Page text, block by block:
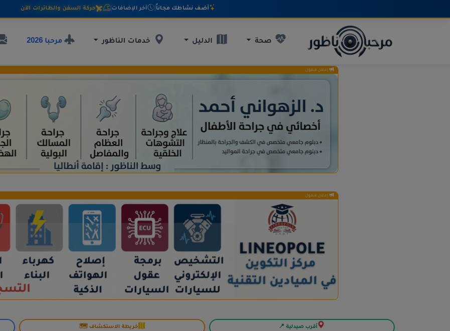
أضف نشاطك مجاناً | آخر الإضافات | حركة السفن والطائرات الآن
صحة الدليل خدمات الناظور مرحبا 2026
إعلان ممول
إعلان ممول
أقرب صيدلية 📍 خريطة الاستكشاف 🗺️